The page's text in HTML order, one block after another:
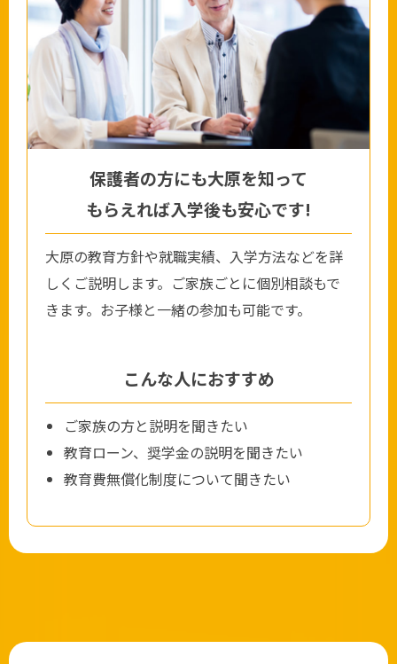
保護者の方にも大原を知って
もらえれば入学後も安心です!
大原の教育方針や就職実績、入学方法などを詳
しくご説明します。ご家族ごとに個別相談もで
きます。お子様と一緒の参加も可能です。
こんな人におすすめ
ご家族の方と説明を聞きたい
教育ローン、奨学金の説明を聞きたい
教育費無償化制度について聞きたい